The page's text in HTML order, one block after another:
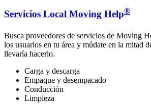
Servicios Local Moving Help®
Busca proveedores de servicios de Moving
los usuarios en tu área y múdate en la mitad
llevaría hacerlo.
Carga y descarga
Empaque y desempacado
Conducción
Limpieza